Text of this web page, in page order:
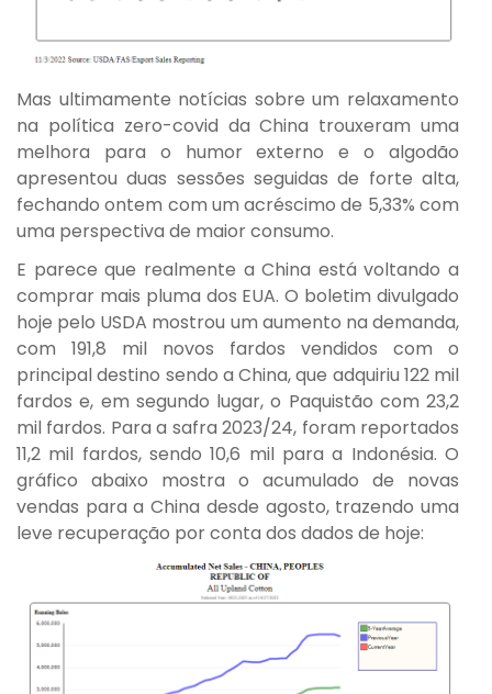
Mas ultimamente notícias sobre um relaxamento
na política zero-covid da China trouxeram uma
melhora para o humor externo e o algodão
apresentou duas sessões seguidas de forte alta,
fechando ontem com um acréscimo de 5,33% com
uma perspectiva de maior consumo.
E parece que realmente a China está voltando a
comprar mais pluma dos EUA. O boletim divulgado
hoje pelo USDA mostrou um aumento na demanda,
com 191,8 mil novos fardos vendidos com o
principal destino sendo a China, que adquiriu 122 mil
fardos e, em segundo lugar, o Paquistão com 23,2
mil fardos. Para a safra 2023/24, foram reportados
11,2 mil fardos, sendo 10,6 mil para a Indonésia. O
gráfico abaixo mostra o acumulado de novas
vendas para a China desde agosto, trazendo uma
leve recuperação por conta dos dados de hoje: